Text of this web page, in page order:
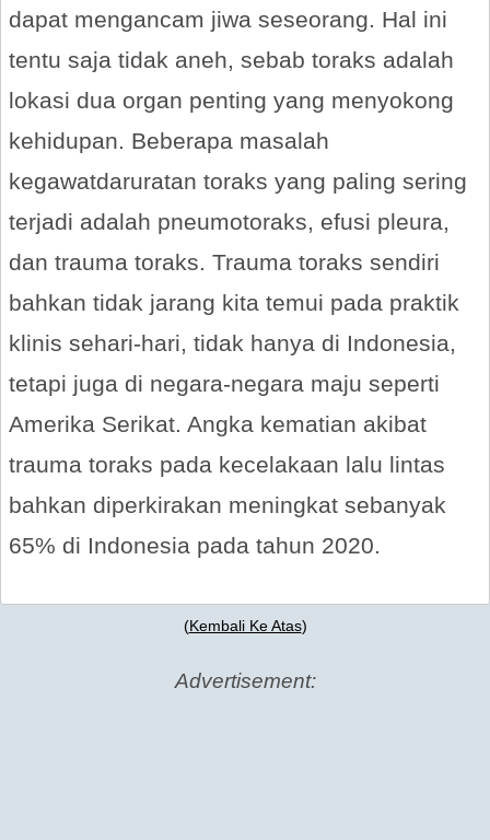
dapat mengancam jiwa seseorang. Hal ini
tentu saja tidak aneh, sebab toraks adalah
lokasi dua organ penting yang menyokong
kehidupan. Beberapa masalah
kegawatdaruratan toraks yang paling sering
terjadi adalah pneumotoraks, efusi pleura,
dan trauma toraks. Trauma toraks sendiri
bahkan tidak jarang kita temui pada praktik
klinis sehari-hari, tidak hanya di Indonesia,
tetapi juga di negara-negara maju seperti
Amerika Serikat. Angka kematian akibat
trauma toraks pada kecelakaan lalu lintas
bahkan diperkirakan meningkat sebanyak
65% di Indonesia pada tahun 2020.
(Kembali Ke Atas)
Advertisement: